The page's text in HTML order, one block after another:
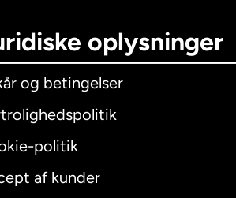
oplysninger
og betingelser
politik
af kunder